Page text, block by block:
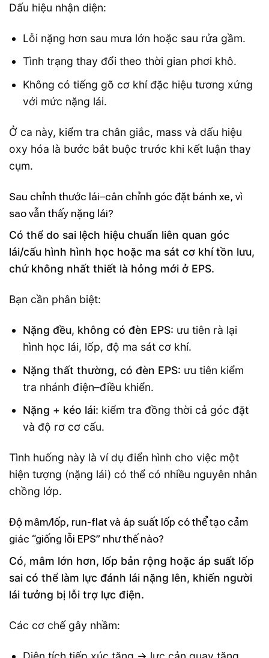
Dấu hiệu nhận diện:
Lỗi nặng hơn sau mưa lớn hoặc sau rửa gầm.
Tình trạng thay đổi theo thời gian phơi khô.
Không có tiếng gõ cơ khí đặc hiệu tương xứng
với mức nặng lái.
Ở ca này, kiểm tra chân giắc, mass và dấu hiệu
oxy hóa là bước bắt buộc trước khi kết luận thay
cụm.
Sau chỉnh thước lái–cân chỉnh góc đặt bánh xe, vì
sao vẫn thấy nặng lái?
Có thể do sai lệch hiệu chuẩn liên quan góc
lái/cấu hình hình học hoặc ma sát cơ khí tồn lưu,
chứ không nhất thiết là hỏng mới ở EPS.
Bạn cần phân biệt:
Nặng đều, không có đèn EPS: ưu tiên rà lại
hình học lái, lốp, độ ma sát cơ khí.
Nặng thất thường, có đèn EPS: ưu tiên kiểm
tra nhánh điện–điều khiển.
Nặng + kéo lái: kiểm tra đồng thời cả góc đặt
và độ rơ cơ cấu.
Tình huống này là ví dụ điển hình cho việc một
hiện tượng (nặng lái) có thể có nhiều nguyên nhân
chồng lớp.
Độ mâm/lốp, run-flat và áp suất lốp có thể tạo cảm
giác “giống lỗi EPS” như thế nào?
Có, mâm lớn hơn, lốp bản rộng hoặc áp suất lốp
sai có thể làm lực đánh lái nặng lên, khiến người
lái tưởng bị lỗi trợ lực điện.
Các cơ chế gây nhầm: